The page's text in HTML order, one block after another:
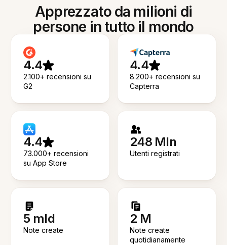
Apprezzato da milioni di
persone in tutto il mondo
4.4
2.100+ recensioni su
G2
4.4
8.200+ recensioni su
Capterra
4.4
73.000+ recensioni
su App Store
248 Mln
Utenti registrati
5 mld
Note create
2 M
Note create
quotidianamente